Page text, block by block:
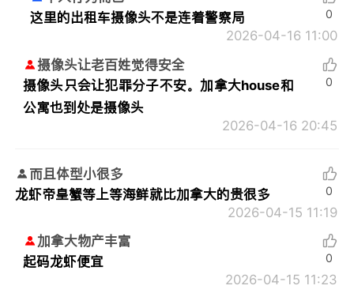
这里的出租车摄像头不是连着警察局
2026-04-16 11:00
0
摄像头让老百姓觉得安全
摄像头只会让犯罪分子不安。加拿大house和
公寓也到处是摄像头
2026-04-16 20:45
0
而且体型小很多
龙虾帝皇蟹等上等海鲜就比加拿大的贵很多
2026-04-15 11:19
0
加拿大物产丰富
起码龙虾便宜
2026-04-15 11:23
0